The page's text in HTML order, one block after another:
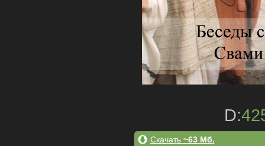
D:
Скачать ~63 Мб.